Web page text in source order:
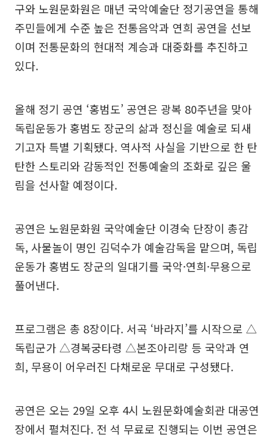
구와 노원문화원은 매년 국악예술단 정기공연을 통해
주민들에게 수준 높은 전통음악과 연희 공연을 선보
이며 전통문화의 현대적 계승과 대중화를 추진하고
있다.
올해 정기 공연 ‘홍범도’ 공연은 광복 80주년을 맞아
독립운동가 홍범도 장군의 삶과 정신을 예술로 되새
기고자 특별 기획됐다. 역사적 사실을 기반으로 한 탄
탄한 스토리와 감동적인 전통예술의 조화로 깊은 울
림을 선사할 예정이다.
공연은 노원문화원 국악예술단 이경숙 단장이 총감
독, 사물놀이 명인 김덕수가 예술감독을 맡으며, 독립
운동가 홍범도 장군의 일대기를 국악·연희·무용으로
풀어낸다.
프로그램은 총 8장이다. 서곡 ‘바라지’를 시작으로 △
독립군가 △경복궁타령 △본조아리랑 등 국악과 연
희, 무용이 어우러진 다채로운 무대로 구성됐다.
공연은 오는 29일 오후 4시 노원문화예술회관 대공연
장에서 펼쳐진다. 전 석 무료로 진행되는 이번 공연은